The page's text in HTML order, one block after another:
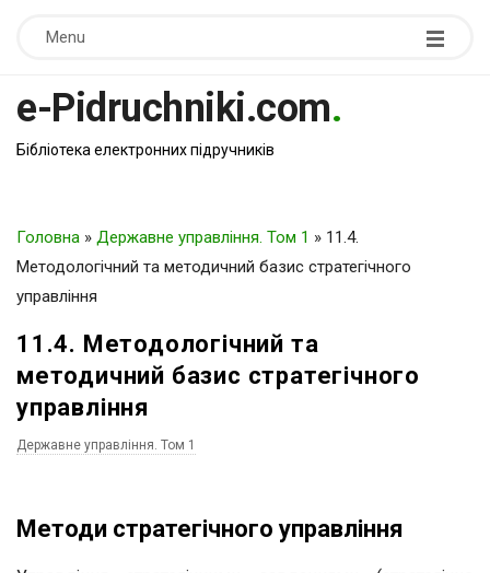
Menu
e-Pidruchniki.com.
Бібліотека електронних підручників
Головна » Державне управління. Том 1 » 11.4.
Методологічний та методичний базис стратегічного
управління
11.4. Методологічний та
методичний базис стратегічного
управління
Державне управління. Том 1
Методи стратегічного управління